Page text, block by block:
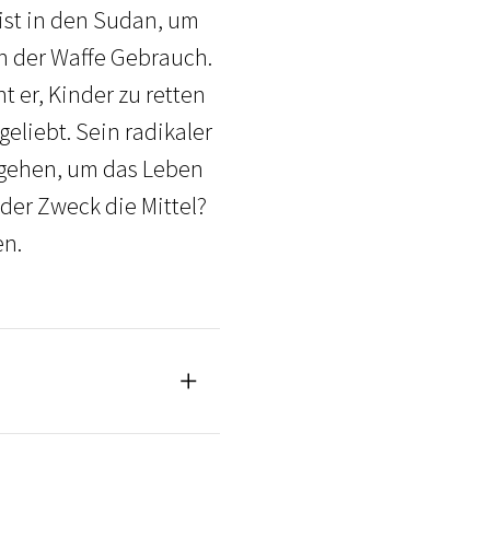
in den Sudan, um
Waffe Gebrauch.
er, Kinder zu retten
Sein radikaler
um das Leben
Zweck die Mittel?